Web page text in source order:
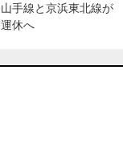
山手線と京浜東北線が
運休へ